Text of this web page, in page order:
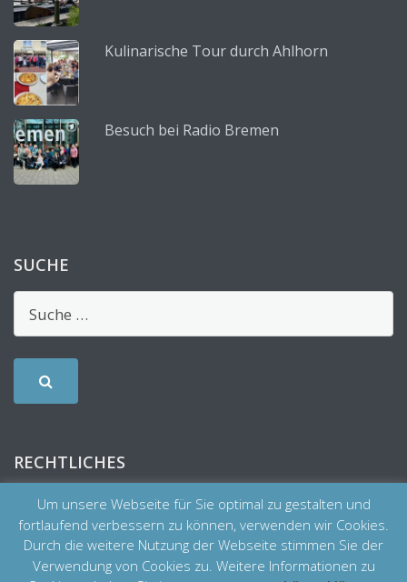
Kulinarische Tour durch Ahlhorn
Besuch bei Radio Bremen
SUCHE
RECHTLICHES
Um unsere Webseite für Sie optimal zu gestalten und
fortlaufend verbessern zu können, verwenden wir Cookies.
Durch die weitere Nutzung der Webseite stimmen Sie der
Verwendung von Cookies zu. Weitere Informationen zu